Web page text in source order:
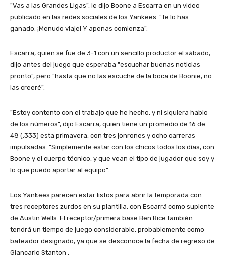
"Vas a las Grandes Ligas", le dijo Boone a Escarra en un video
publicado en las redes sociales de los Yankees. "Te lo has
ganado. ¡Menudo viaje! Y apenas comienza".
Escarra, quien se fue de 3-1 con un sencillo productor el sábado,
dijo antes del juego que esperaba "escuchar buenas noticias
pronto", pero "hasta que no las escuche de la boca de Boonie, no
las creeré".
"Estoy contento con el trabajo que he hecho, y ni siquiera hablo
de los números", dijo Escarra, quien tiene un promedio de 16 de
48 (.333) esta primavera, con tres jonrones y ocho carreras
impulsadas. "Simplemente estar con los chicos todos los días, con
Boone y el cuerpo técnico, y que vean el tipo de jugador que soy y
lo que puedo aportar al equipo".
Los Yankees parecen estar listos para abrir la temporada con
tres receptores zurdos en su plantilla, con Escarrá como suplente
de Austin Wells. El receptor/primera base Ben Rice también
tendrá un tiempo de juego considerable, probablemente como
bateador designado, ya que se desconoce la fecha de regreso de
Giancarlo Stanton .